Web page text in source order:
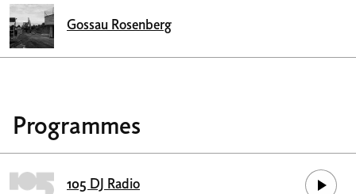
Gossau Rosenberg
Programmes
105 DJ Radio